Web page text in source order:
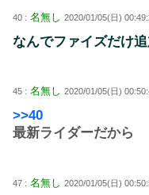
40 : 名無し 2020/01/05(日)
なんでファイズだけ
45 : 名無し 2020/01/05(日)
>>40
最新ライダーだから
47 : 名無し 2020/01/05(日)